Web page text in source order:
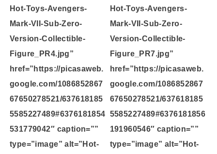
Hot-Toys-Avengers-
Mark-VII-Sub-Zero-
Version-Collectible-
Figure_PR4.jpg”
href=”https://picasaweb.
google.com/1086852867
67650278521/637618185
5585227489#6376181854
531779042″ caption=””
type=”image” alt=”Hot-
Hot-Toys-Avengers-
Mark-VII-Sub-Zero-
Version-Collectible-
Figure_PR7.jpg”
href=”https://picasaweb.
google.com/1086852867
67650278521/637618185
5585227489#6376181856
191960546″ caption=””
type=”image” alt=”Hot-